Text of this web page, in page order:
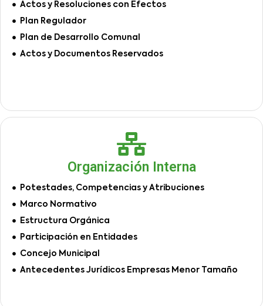
Actos y Resoluciones con Efectos
Plan Regulador
Plan de Desarrollo Comunal
Actos y Documentos Reservados
Organización Interna
Potestades, Competencias y Atribuciones
Marco Normativo
Estructura Orgánica
Participación en Entidades
Concejo Municipal
Antecedentes Jurídicos Empresas Menor Tamaño